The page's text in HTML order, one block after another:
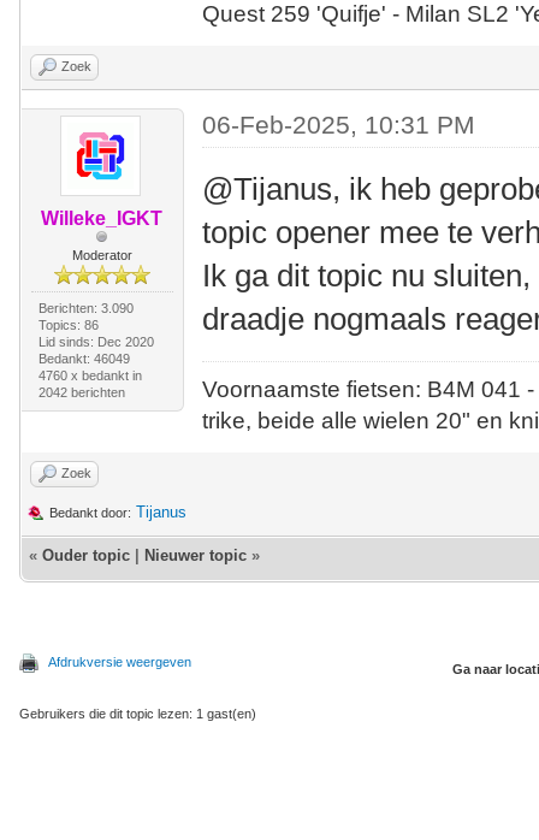
Quest 259 'Quifje' - Milan SL2
Zoek
Willeke_IGKT
Moderator
Berichten: 3.090
Topics: 86
Lid sinds: Dec 2020
Bedankt: 46049
4760 x bedankt in
2042 berichten
06-Feb-2025, 10:31 PM
@Tijanus, ik heb
topic opener mee te
Ik ga dit topic nu
draadje nogmaals
Voornaamste fietsen: B4M
trike, beide alle wielen 20" en
Zoek
Bedankt door: Tijanus
« Ouder topic Nieuwer topic »
Afdrukversie weergeven Ga naar
Gebruikers die dit topic lezen: 1 gast(en)